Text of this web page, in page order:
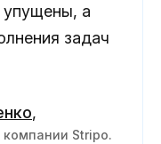
упущены, а
задач
,
компании Stripo.